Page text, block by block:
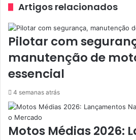
Artigos relacionados
Pilotar com
manutenção de
essencial
4 semanas atrás
Motos Médias 2026: